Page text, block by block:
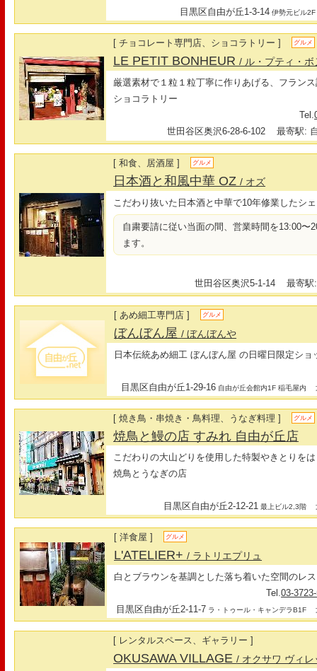
目黒区自由が丘1-3-14 伊勢元ビル2F
[ チョコレート専門店、ショコラトリー ] グルメ
LE PETIT BONHEUR/ ル・プティ・ボ
厳選素材で１粒１粒丁寧に作りあげる、フラン
ショコラトリー
Tel.
世田谷区奥沢6-28-6-102
最寄駅:
[ 和食、居酒屋 ] グルメ
日本酒と和風中華 OZ/ オズ
こだわり抜いた日本酒と中華で10年修業したシ
自粛要請に従い当面の間、営業時間を13:00〜
ます。
世田谷区奥沢5-1-14 最寄駅:
[ あめ細工専門店 ] グルメ
ぼんぼん屋/ ぼんぼんや
日本伝統あめ細工 ぼんぼん屋 の日曜日限定ショ
目黒区自由が丘1-29-16 自由が丘会館内1F 稲毛屋内
[ 焼き鳥・串焼き・鳥料理、うなぎ料理 ] グルメ
焼鳥と鰻の店 すみれ 自由が丘店
こだわりの大山どりを使用した特製やきとりを
焼鳥とうなぎの店
目黒区自由が丘2-12-21 最上ビル2,3階
[ 洋食屋 ] グルメ
L'ATELIER+/ ラトリエプリュ
白とブラウンを基調とした落ち着いた空間のレ
Tel.03-
目黒区自由が丘2-11-7 ラ・トゥール・キャンデラB1F
[ レンタルスペース、ギャラリー ]
OKUSAWA VILLAGE/ オクサワ ヴィレ